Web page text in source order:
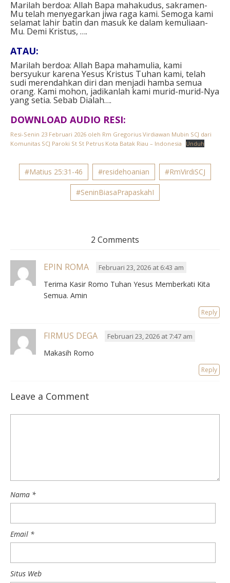
Marilah berdoa: Allah Bapa mahakudus, sakramen-
Mu telah menyegarkan jiwa raga kami. Semoga kami
selamat lahir batin dan masuk ke dalam kemuliaan-
Mu. Demi Kristus, ….
ATAU:
Marilah berdoa: Allah Bapa mahamulia, kami
bersyukur karena Yesus Kristus Tuhan kami, telah
sudi merendahkan diri dan menjadi hamba semua
orang. Kami mohon, jadikanlah kami murid-murid-Nya
yang setia. Sebab Dialah….
DOWNLOAD AUDIO RESI:
Resi-Senin 23 Februari 2026 oleh Rm Gregorius Virdiawan Mubin SCJ dari
Komunitas SCJ Paroki St St Petrus Kota Batak Riau – Indonesia
Unduh
#Matius 25:31-46 #residehoanian #RmVirdiSCJ
#SeninBiasaPrapaskahI
2 Comments
EPIN ROMA Februari 23, 2026 at 6:43 am
Terima Kasir Romo Tuhan Yesus Memberkati Kita
Semua. Amin
Reply
FIRMUS DEGA Februari 23, 2026 at 7:47 am
Makasih Romo
Reply
Leave a Comment
Nama *
Email *
Situs Web